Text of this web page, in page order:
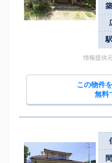
情報提供
この物件
無料